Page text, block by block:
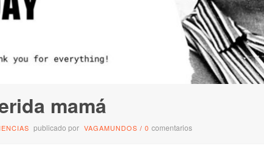
mamá
publicado por VAGAMUNDOS / 0 comentarios